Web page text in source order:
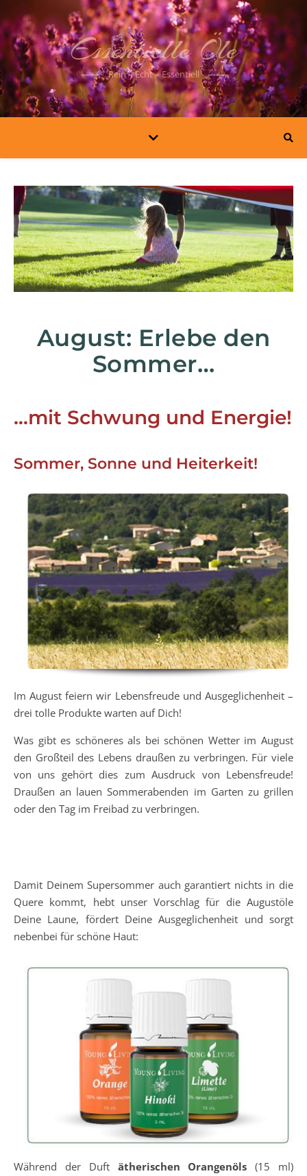
Essentielle Öle
Rein – Echt – Essentiell
August: Erlebe den
Sommer…
…mit Schwung und Energie!
Sommer, Sonne und Heiterkeit!
Im August feiern wir Lebensfreude und Ausgeglichenheit –
drei tolle Produkte warten auf Dich!
Was gibt es schöneres als bei schönen Wetter im August
den Großteil des Lebens draußen zu verbringen. Für viele
von uns gehört dies zum Ausdruck von Lebensfreude!
Draußen an lauen Sommerabenden im Garten zu grillen
oder den Tag im Freibad zu verbringen.
Damit Deinem Supersommer auch garantiert nichts in die
Quere kommt, hebt unser Vorschlag für die Augustöle
Deine Laune, fördert Deine Ausgeglichenheit und sorgt
nebenbei für schöne Haut:
Während der Duft ätherischen Orangenöls (15 ml)